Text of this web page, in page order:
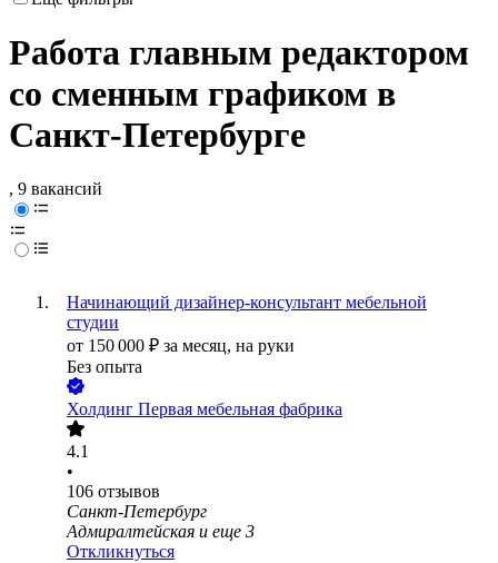
Работа главным редактором
со сменным графиком в
Санкт-Петербурге
, 9 вакансий
Начинающий дизайнер-консультант мебельной
студии
от 150 000 ₽ за месяц, на руки
Без опыта
Холдинг Первая мебельная фабрика
4.1
•
106 отзывов
Санкт-Петербург
Адмиралтейская и еще 3
Откликнуться